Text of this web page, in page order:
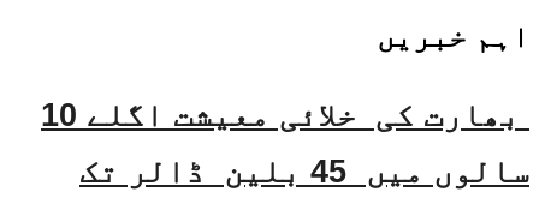
اہم خبریں
بھارت کی خلائی معیشت اگلے 10
سالوں میں 45 بلین ڈالر تک